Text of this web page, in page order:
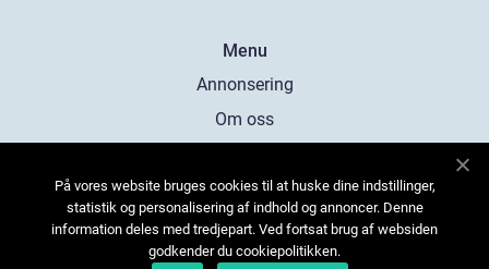
Menu
Annonsering
Om oss
Kontakta oss
Sitemap
På vores website bruges cookies til at huske dine indstillinger,
statistik og personalisering af indhold og annoncer. Denne
information deles med tredjepart. Ved fortsat brug af websiden
godkender du cookiepolitikken.